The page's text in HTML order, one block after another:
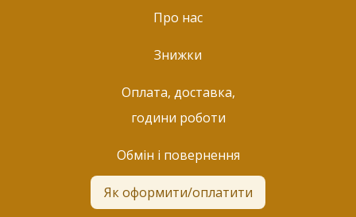
Про нас
Знижки
Оплата, доставка,
години роботи
Обмін і повернення
Як оформити/оплатити